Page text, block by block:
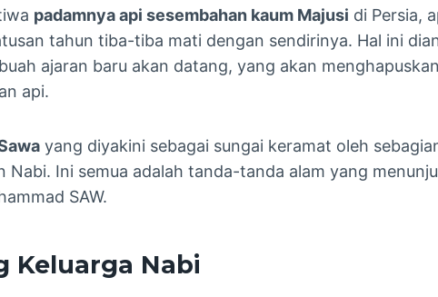
padamnya api sesembahan kaum Majusi di Persia,
tahun tiba-tiba mati dengan sendirinya. Hal ini
ajaran baru akan datang, yang akan menghapuskan
api.
yang diyakini sebagai sungai keramat oleh
Nabi. Ini semua adalah tanda-tanda alam yang
SAW.
Keluarga Nabi